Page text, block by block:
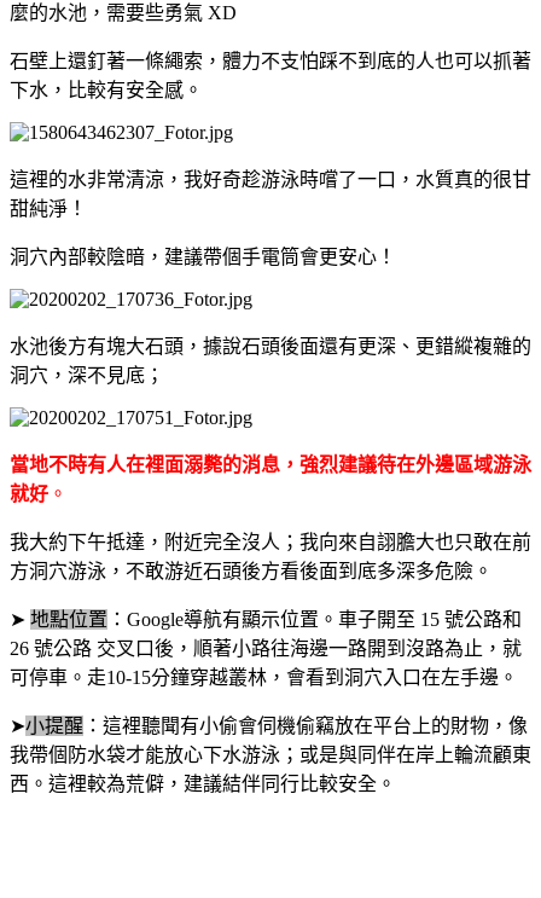
麼的水池，需要些勇氣 XD
石壁上還釘著一條繩索，體力不支怕踩不到底的人也可以抓著
下水，比較有安全感。
這裡的水非常清涼，我好奇趁游泳時嚐了一口，水質真的很甘
甜純淨！
洞穴內部較陰暗，建議帶個手電筒會更安心！
水池後方有塊大石頭，據說石頭後面還有更深、更錯縱複雜的
洞穴，深不見底；
當地不時有人在裡面溺斃的消息，強烈建議待在外邊區域游泳
就好 。
我大約下午抵達，附近完全沒人；我向來自詡膽大也只敢在前
方洞穴游泳，不敢游近石頭後方看後面到底多深多危險。
➤ 地點位置 ： Google導航有顯示位置。車子開至 15 號公路和
26 號公路 交叉口後，順著小路往海邊一路開到沒路為止，就
可停車。 走10-15分鐘穿越叢林，會看到洞穴入口在左手邊。
➤小提醒 ：這裡聽聞有小偷會伺機偷竊放在平台上的財物，像
我帶個防水袋才能放心下水游泳；或是與同伴在岸上輪流顧東
西。這裡較為荒僻，建議結伴同行比較安全。